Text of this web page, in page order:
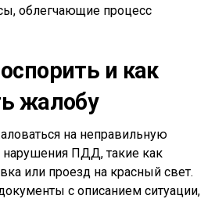
облегчающие процесс
и как
жалобу
на неправильную
нарушения ПДД, такие как
или проезд на красный свет.
с описанием ситуации,